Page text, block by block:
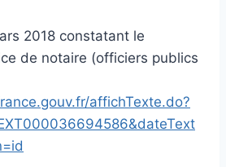
2018 constatant le
de notaire (officiers publics
affichTexte.do?